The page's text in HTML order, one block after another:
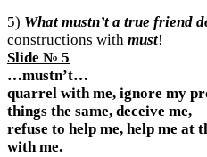
5) What mustn’t a true friend
constructions with must!
Slide № 5
…mustn’t…
quarrel with me, ignore my
things the same, deceive me,
refuse to help me, help me at
with me.